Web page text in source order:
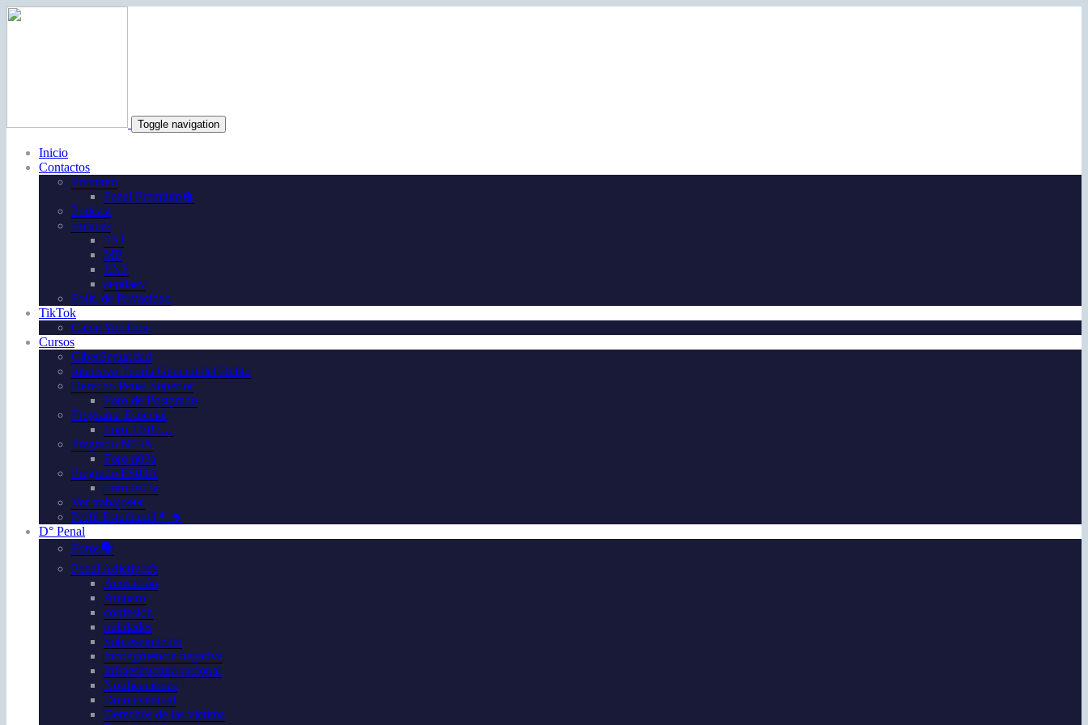
Toggle navigation
Inicio
Contactos
Premium
Penal Premium💲
Podcast
Enlaces
TSJ
MP
ENF
aepdaev
Polít. de Privacidad
TikTok
Canal YouTube
Cursos
CiberSeguridad
Intensivo Teoría General del Delito
Derecho Penal Superior
Foro de Postgrado
Programa Especial
Foro TE07…
Pregrado N03A
Foro n03a
Pregrado FS03A
Foro fs03a
Ver trabajos👀
Perfil Estudiantil👩‍🎓
D° Penal
Foros🗣️
Penal Adjetivo⚖️
Acusación
Amparo
confesión
nulidades
Sobreseimiento
Incongruencia negativa
Infraestructura racional
Notificaciones
Dolo eventual
Derechos de las víctima